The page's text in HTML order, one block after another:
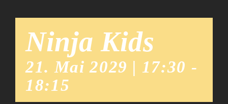
Ninja Kids
21. Mai 2029 | 17:30 -
18:15